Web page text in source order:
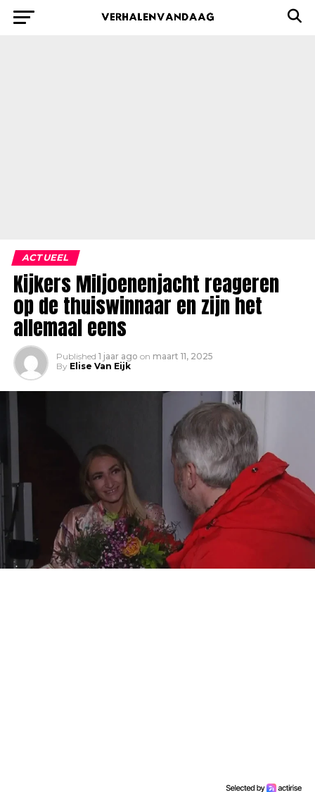
ACTUEEL
Kijkers Miljoenenjacht reageren
op de thuiswinnaar en zijn het
allemaal eens
Published 1 jaar ago on maart 11, 2025
By Elise Van Eijk